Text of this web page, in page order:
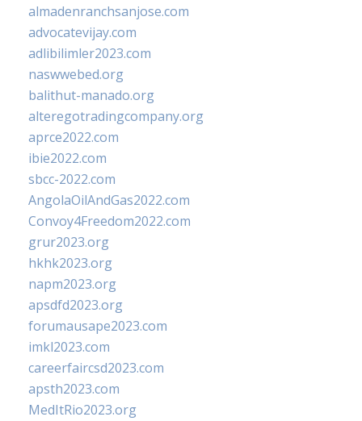
almadenranchsanjose.com
advocatevijay.com
adlibilimler2023.com
naswwebed.org
balithut-manado.org
alteregotradingcompany.org
aprce2022.com
ibie2022.com
sbcc-2022.com
AngolaOilAndGas2022.com
Convoy4Freedom2022.com
grur2023.org
hkhk2023.org
napm2023.org
apsdfd2023.org
forumausape2023.com
imkl2023.com
careerfaircsd2023.com
apsth2023.com
MedItRio2023.org